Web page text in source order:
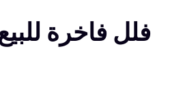
فلل فاخرة